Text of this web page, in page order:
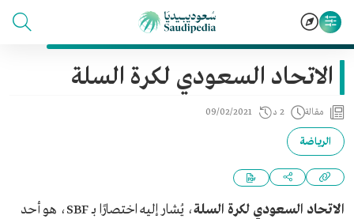
الاتحاد السعودي لكرة السلة
مقالة 2 د 09/02/2021
الرياضة
الاتحاد السعودي لكرة السلة
، يُشار إليه اختصارًا بـ SBF، هو أحد